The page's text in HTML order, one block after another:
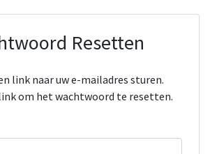
Resetten
link naar uw e-mailadres sturen.
om het wachtwoord te resetten.